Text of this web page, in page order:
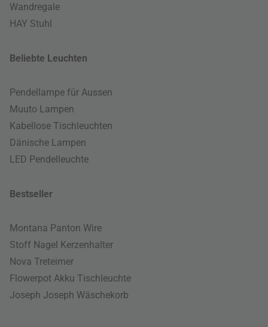
Wandregale
HAY Stuhl
Beliebte Leuchten
Pendellampe für Aussen
Muuto Lampen
Kabellose Tischleuchten
Dänische Lampen
LED Pendelleuchte
Bestseller
Montana Panton Wire
Stoff Nagel Kerzenhalter
Nova Treteimer
Flowerpot Akku Tischleuchte
Joseph Joseph Wäschekorb